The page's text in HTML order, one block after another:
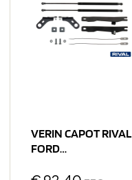
VERIN CAPOT RIVAL
FORD